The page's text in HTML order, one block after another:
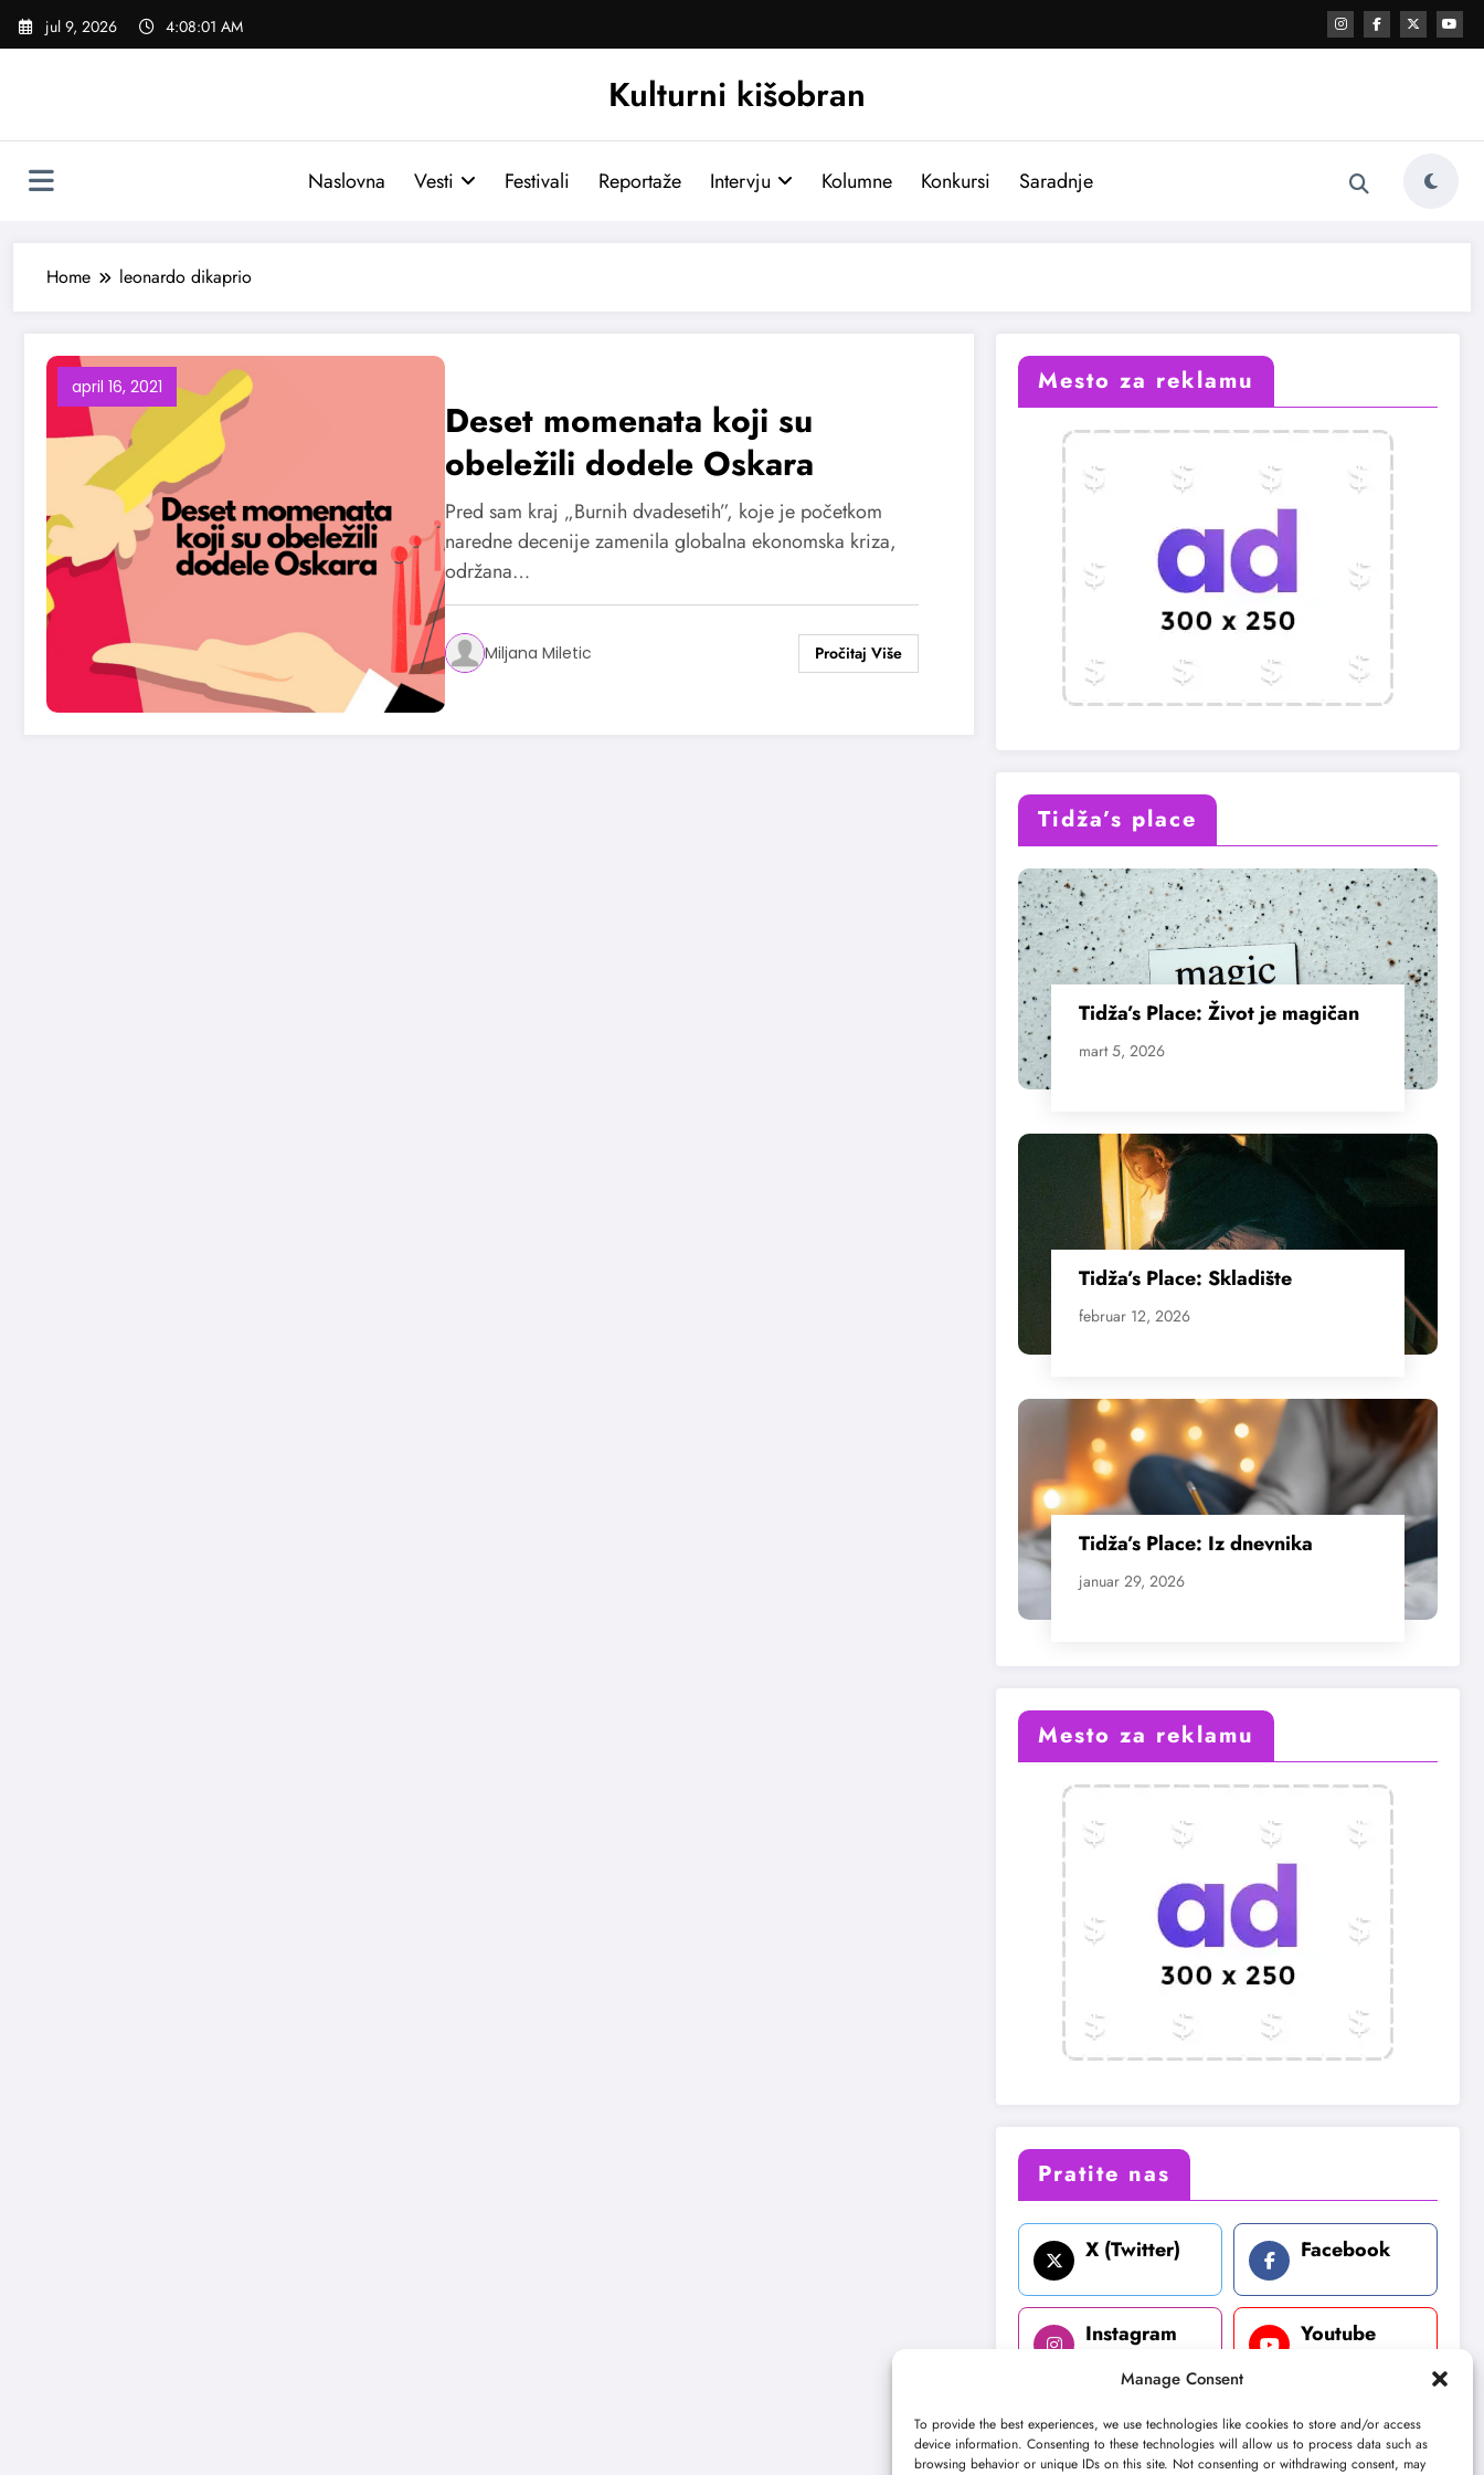
Manage Consent
To provide the best experiences, we use technologies like cookies to store and/or access
device information. Consenting to these technologies will allow us to process data such as
browsing behavior or unique IDs on this site. Not consenting or withdrawing consent, may
Skoči
jul 9, 2026 4:08:01 AM
Kulturni kišobran
Naslovna Vesti Festivali Reportaže Intervju Kolumne Konkursi Saradnje
Home leonardo dikaprio
april 16, 2021
Deset momenata koji su
obeležili dodele Oskara
Pred sam kraj „Burnih dvadesetih”, koje je početkom
naredne decenije zamenila globalna ekonomska kriza,
održana…
Miljana Miletic
Mesto za reklamu
Tidža’s place
Tidža’s Place: Život je magičan
mart 5, 2026
Tidža’s Place: Skladište
februar 12, 2026
Tidža’s Place: Iz dnevnika
januar 29, 2026
Mesto za reklamu
Pratite nas
X (Twitter) Facebook
Instagram Youtube
LinkedIn